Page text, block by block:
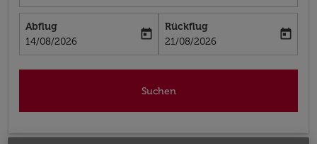
Abflug
fc-booking-departure-date-aria-label
14/08/2026
today
Rückflug
fc-booking-return-date-aria-label
21/08/2026
today
Suchen